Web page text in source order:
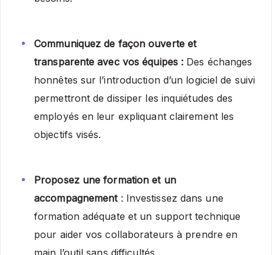
Communiquez de façon ouverte et
transparente avec vos équipes : Des échanges
honnêtes sur l’introduction d’un logiciel de suivi
permettront de dissiper les inquiétudes des
employés en leur expliquant clairement les
objectifs visés.
Proposez une formation et un
accompagnement: Investissez dans une
formation adéquate et un support technique
pour aider vos collaborateurs à prendre en